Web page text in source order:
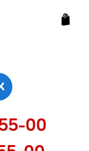
00